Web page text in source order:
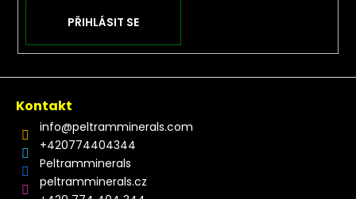
PŘIHLÁSIT SE
Kontakt
info@peltramminerals.com
+420774404344
Peltramminerals
peltramminerals.cz